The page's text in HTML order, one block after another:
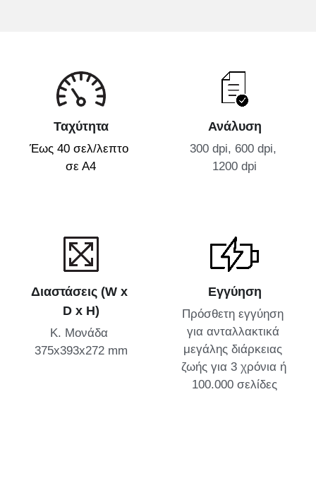
Ταχύτητα
Έως 40 σελ/λεπτο
σε Α4
Ανάλυση
300 dpi, 600 dpi,
1200 dpi
Διαστάσεις (W x
D x H)
Κ. Μονάδα
375x393x272 mm
Εγγύηση
Πρόσθετη εγγύηση
για ανταλλακτικά
μεγάλης διάρκειας
ζωής για 3 χρόνια ή
100.000 σελίδες